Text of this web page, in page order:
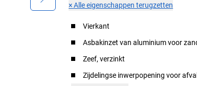
×Alle eigenschappen terugzetten
Vierkant
Asbakinzet van aluminium voor
Zeef, verzinkt
Zijdelingse inwerpopening voor afval